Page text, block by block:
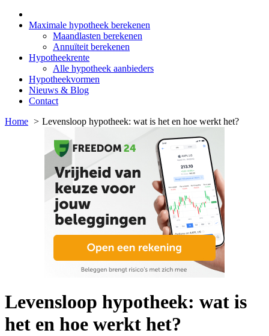
Maximale hypotheek berekenen
Maandlasten berekenen
Annuïteit berekenen
Hypotheekrente
Alle hypotheek aanbieders
Hypotheekvormen
Nieuws & Blog
Contact
Home
Levensloop hypotheek: wat is het en hoe werkt het?
Levensloop hypotheek: wat is
het en hoe werkt het?